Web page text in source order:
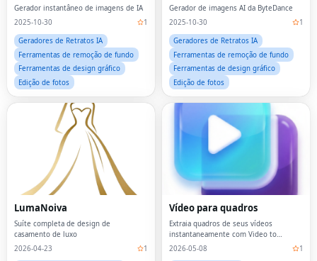
Gerador instantâneo de imagens de IA
2025-10-30
1
Geradores de Retratos IA
Ferramentas de remoção de fundo
Ferramentas de design gráfico
Edição de fotos
Gerador de imagens AI da ByteDance
2025-10-30
1
Geradores de Retratos IA
Ferramentas de remoção de fundo
Ferramentas de design gráfico
Edição de fotos
LumaNoiva
Suíte completa de design de
casamento de luxo
2026-04-23
1
Vídeo para quadros
Extraia quadros de seus vídeos
instantaneamente com Video to
Frames.
2026-05-08
1